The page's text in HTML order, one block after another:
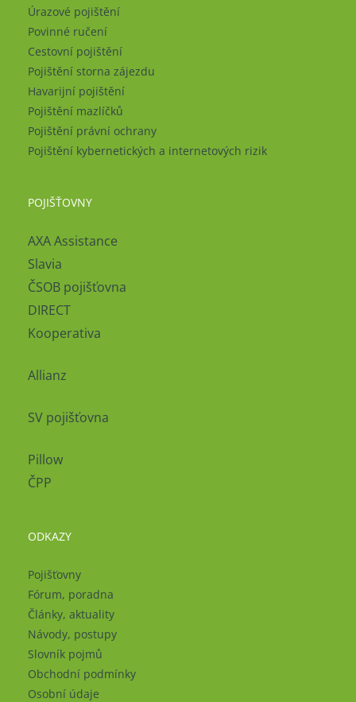
Úrazové pojištění
Povinné ručení
Cestovní pojištění
Pojištění storna zájezdu
Havarijní pojištění
Pojištění mazlíčků
Pojištění právní ochrany
Pojištění kybernetických a internetových rizik
POJIŠŤOVNY
AXA Assistance
Slavia
ČSOB pojišťovna
DIRECT
Kooperativa
Allianz
SV pojišťovna
Pillow
ČPP
ODKAZY
Pojišťovny
Fórum, poradna
Články, aktuality
Návody, postupy
Slovník pojmů
Obchodní podmínky
Osobní údaje